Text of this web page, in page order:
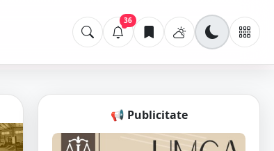
36
📢 Publicitate